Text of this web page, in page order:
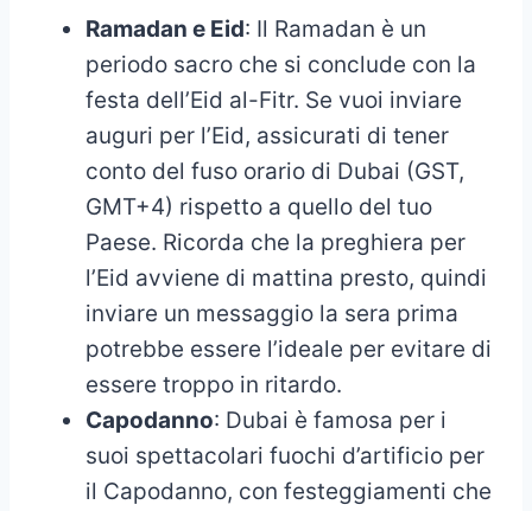
Ramadan e Eid: Il Ramadan è un
periodo sacro che si conclude con la
festa dell’Eid al-Fitr. Se vuoi inviare
auguri per l’Eid, assicurati di tener
conto del fuso orario di Dubai (GST,
GMT+4) rispetto a quello del tuo
Paese. Ricorda che la preghiera per
l’Eid avviene di mattina presto, quindi
inviare un messaggio la sera prima
potrebbe essere l’ideale per evitare di
essere troppo in ritardo.
Capodanno: Dubai è famosa per i
suoi spettacolari fuochi d’artificio per
il Capodanno, con festeggiamenti che